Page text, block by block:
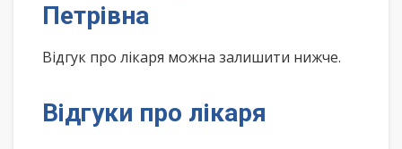
Петрівна
Відгук про лікаря можна залишити нижче.
Відгуки про лікаря